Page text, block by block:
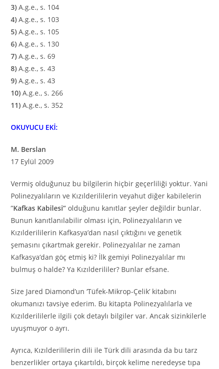
3)A.g.e., s. 104
4)A.g.e., s. 103
5)A.g.e., s. 105
6)A.g.e., s. 130
7)A.g.e., s. 69
8)A.g.e., s. 43
9) A.g.e., s. 43
10)A.g.e., s. 266
11) A.g.e., s. 352
OKUYUCU EKİ:
M. Berslan
17 Eylül 2009
Vermiş olduğunuz bu bilgilerin hiçbir geçerliliği yoktur. Yani
Polinezyalıların ve Kızılderililerin veyahut diğer kabilelerin
”Kafkas Kabilesi”olduğunu kanıtlar şeyler değildir bunlar.
Bunun kanıtlanılabilir olması için, Polinezyalıların ve
Kızılderililerin Kafkasya’dan nasıl çıktığını ve genetik
şemasını çıkartmak gerekir. Polinezyalılar ne zaman
Kafkasya’dan göç etmiş ki? İlk gemiyi Polinezyalılar mı
bulmuş o halde? Ya Kızılderililer? Bunlar efsane.
Size Jared Diamond’un ‘Tüfek-Mikrop-Çelik’ kitabını
okumanızı tavsiye ederim. Bu kitapta Polinezyalılarla ve
Kızılderililerle ilgili çok detaylı bilgiler var. Ancak sizinkilerle
uyuşmuyor o ayrı.
Ayrıca, Kızılderililerin dili ile Türk dili arasında da bu tarz
benzerlikler ortaya çıkartıldı, birçok kelime neredeyse tıpa